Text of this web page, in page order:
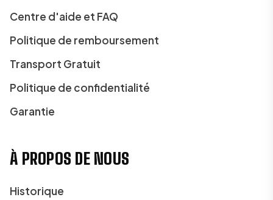
Centre d'aide et FAQ
Politique de remboursement
Transport Gratuit
Politique de confidentialité
Garantie
À PROPOS DE NOUS
Historique